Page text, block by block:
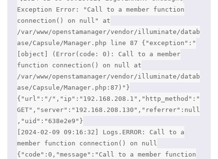
Exception Error: "Call to a member function
connection() on null" at
/var/www/openstamanager/vendor/illuminate/datab
ase/Capsule/Manager.php line 87 {"exception":"
[object] (Error(code: 0): Call to a member
function connection() on null at
/var/www/openstamanager/vendor/illuminate/datab
ase/Capsule/Manager.php:87)"}
{"url":"/","ip":"192.168.208.1","http_method":"
GET","server":"192.168.208.130","referrer":null
,"uid":"638e2e9"}
[2024-02-09 09:16:32] Logs.ERROR: Call to a
member function connection() on null
{"code":0,"message":"Call to a member function